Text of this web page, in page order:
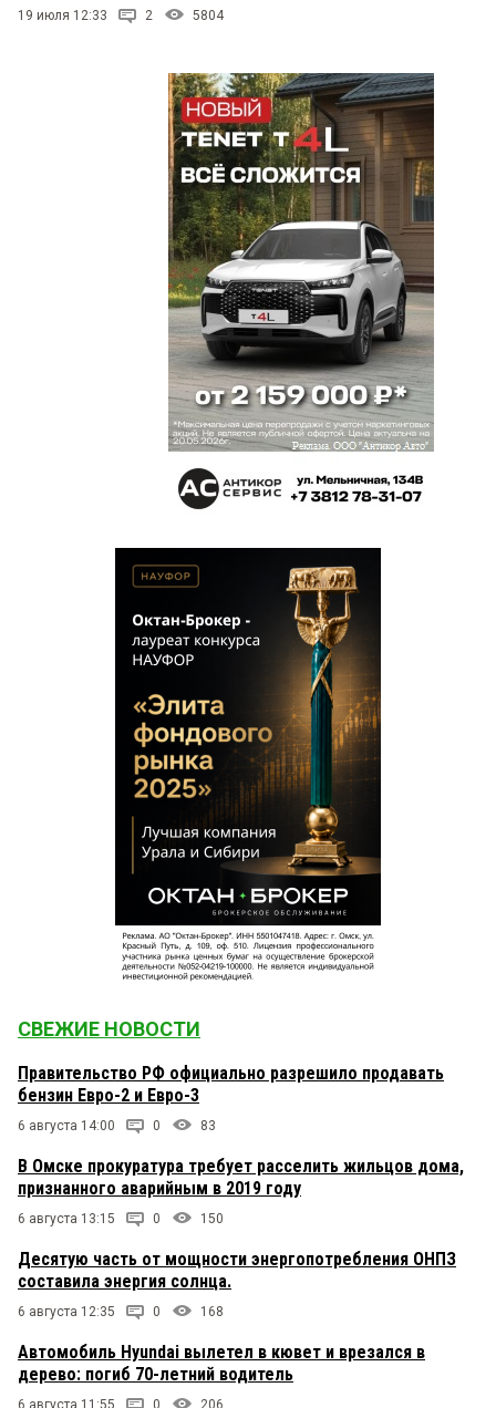
19 июля 12:33 2 5804
СВЕЖИЕ НОВОСТИ
Правительство РФ официально разрешило продавать
бензин Евро-2 и Евро-3
6 августа 14:00 0 83
В Омске прокуратура требует расселить жильцов дома,
признанного аварийным в 2019 году
6 августа 13:15 0 150
Десятую часть от мощности энергопотребления ОНПЗ
составила энергия солнца.
6 августа 12:35 0 168
Автомобиль Hyundai вылетел в кювет и врезался в
дерево: погиб 70-летний водитель
6 августа 11:55 0 206